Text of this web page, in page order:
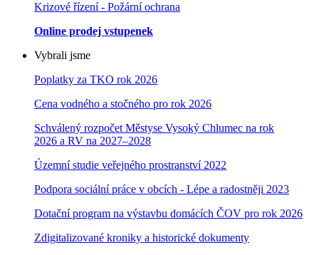
Krizové řízení - Požární ochrana
Online prodej vstupenek
Vybrali jsme
Poplatky za TKO rok 2026
Cena vodného a stočného pro rok 2026
Schválený rozpočet Městyse Vysoký Chlumec na rok
2026 a RV na 2027–2028
Územní studie veřejného prostranství 2022
Podpora sociální práce v obcích - Lépe a radostněji 2023
Dotační program na výstavbu domácích ČOV pro rok 2026
Zdigitalizované kroniky a historické dokumenty